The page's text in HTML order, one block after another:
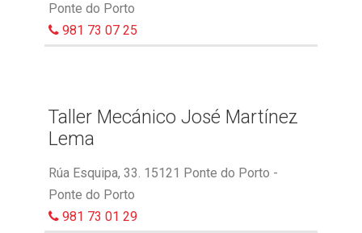
Ponte do Porto
981 73 07 25
Taller Mecánico José Martínez
Lema
Rúa Esquipa, 33. 15121 Ponte do Porto -
Ponte do Porto
981 73 01 29